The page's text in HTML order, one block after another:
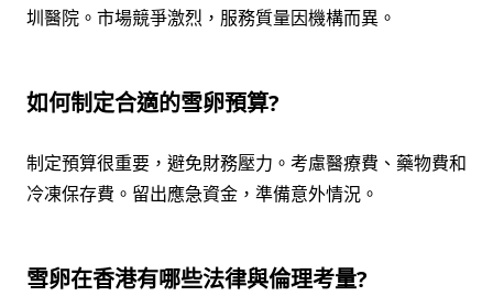
圳醫院。市場競爭激烈，服務質量因機構而異。
如何制定合適的雪卵預算?
制定預算很重要，避免財務壓力。考慮醫療費、藥物費和
冷凍保存費。留出應急資金，準備意外情況。
雪卵在香港有哪些法律與倫理考量?